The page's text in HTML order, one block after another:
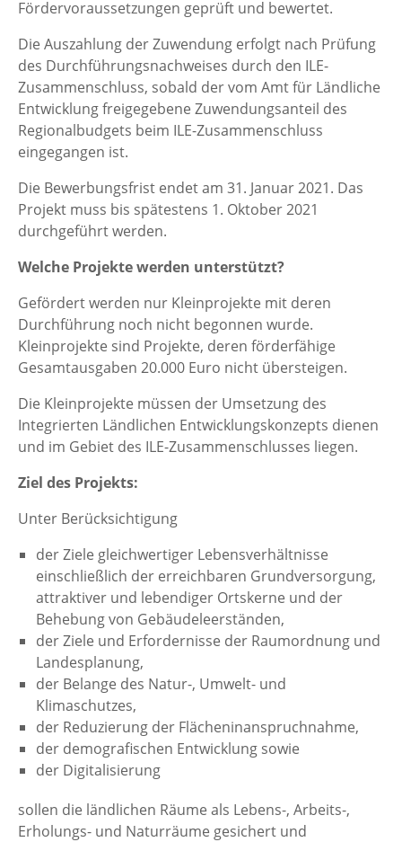
Fördervoraussetzungen geprüft und bewertet.
Die Auszahlung der Zuwendung erfolgt nach Prüfung
des Durchführungsnachweises durch den ILE-
Zusammenschluss, sobald der vom Amt für Ländliche
Entwicklung freigegebene Zuwendungsanteil des
Regionalbudgets beim ILE-Zusammenschluss
eingegangen ist.
Die Bewerbungsfrist endet am 31. Januar 2021. Das
Projekt muss bis spätestens 1. Oktober 2021
durchgeführt werden.
Welche Projekte werden unterstützt?
Gefördert werden nur Kleinprojekte mit deren
Durchführung noch nicht begonnen wurde.
Kleinprojekte sind Projekte, deren förderfähige
Gesamtausgaben 20.000 Euro nicht übersteigen.
Die Kleinprojekte müssen der Umsetzung des
Integrierten Ländlichen Entwicklungskonzepts dienen
und im Gebiet des ILE-Zusammenschlusses liegen.
Ziel des Projekts:
Unter Berücksichtigung
der Ziele gleichwertiger Lebensverhältnisse
einschließlich der erreichbaren Grundversorgung,
attraktiver und lebendiger Ortskerne und der
Behebung von Gebäudeleerständen,
der Ziele und Erfordernisse der Raumordnung und
Landesplanung,
der Belange des Natur-, Umwelt- und
Klimaschutzes,
der Reduzierung der Flächeninanspruchnahme,
der demografischen Entwicklung sowie
der Digitalisierung
sollen die ländlichen Räume als Lebens-, Arbeits-,
Erholungs- und Naturräume gesichert und